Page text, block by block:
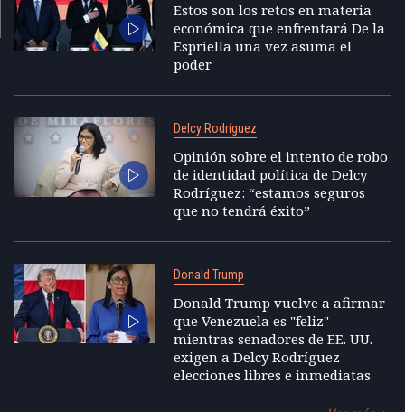
Estos son los retos en materia
económica que enfrentará De la
Espriella una vez asuma el
poder
Delcy Rodríguez
Opinión sobre el intento de robo
de identidad política de Delcy
Rodríguez: “estamos seguros
que no tendrá éxito”
Donald Trump
Donald Trump vuelve a afirmar
que Venezuela es "feliz"
mientras senadores de EE. UU.
exigen a Delcy Rodríguez
elecciones libres e inmediatas